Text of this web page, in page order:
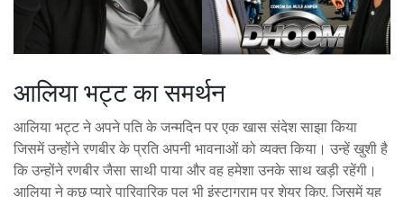
आलिया भट्ट का समर्थन
आलिया भट्ट ने अपने पति के जन्मदिन पर एक खास संदेश साझा किया
जिसमें उन्होंने रणबीर के प्रति अपनी भावनाओं को व्यक्त किया। उन्हें खुशी है
कि उन्होंने रणबीर जैसा साथी पाया और वह हमेशा उनके साथ खड़ी रहेंगी।
आलिया ने कुछ प्यारे पारिवारिक पल भी इंस्टाग्राम पर शेयर किए, जिसमें यह